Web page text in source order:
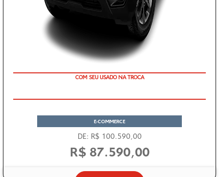
COM SEU USADO NA TROCA
E-COMMERCE
DE: R$ 100.590,00
R$ 87.590,00